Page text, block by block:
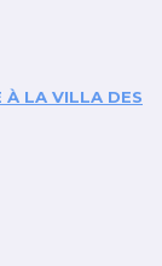
À LA VILLA DES